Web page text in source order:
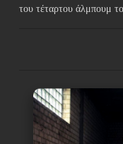
του τέταρτου άλμπουμ